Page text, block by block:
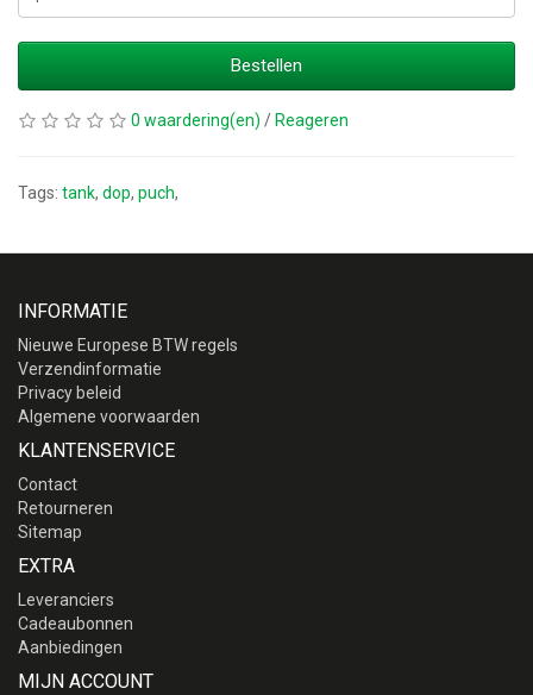
Bestellen
0 waardering(en) / Reageren
Tags: tank, dop, puch,
INFORMATIE
Nieuwe Europese BTW regels
Verzendinformatie
Privacy beleid
Algemene voorwaarden
KLANTENSERVICE
Contact
Retourneren
Sitemap
EXTRA
Leveranciers
Cadeaubonnen
Aanbiedingen
MIJN ACCOUNT